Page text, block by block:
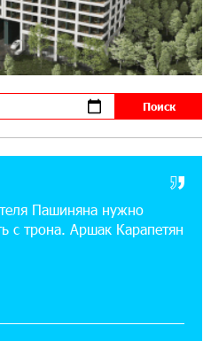
свой шанс уйти
Карапетян
Центр продаж и обслуживания
Карабах не был в составе
Азербайджана. Аршак
министр Словакии
Пашиняна нужно
с трона. Аршак Карапетян